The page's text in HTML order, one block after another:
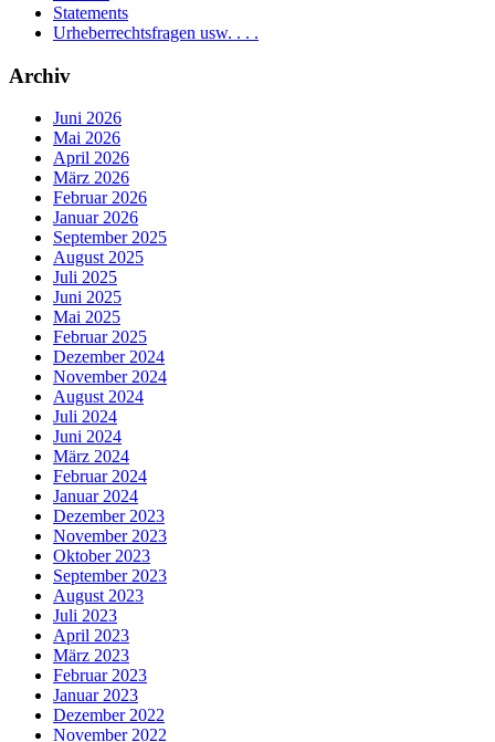
Statements
Urheberrechtsfragen usw. . . .
Archiv
Juni 2026
Mai 2026
April 2026
März 2026
Februar 2026
Januar 2026
September 2025
August 2025
Juli 2025
Juni 2025
Mai 2025
Februar 2025
Dezember 2024
November 2024
August 2024
Juli 2024
Juni 2024
März 2024
Februar 2024
Januar 2024
Dezember 2023
November 2023
Oktober 2023
September 2023
August 2023
Juli 2023
April 2023
März 2023
Februar 2023
Januar 2023
Dezember 2022
November 2022